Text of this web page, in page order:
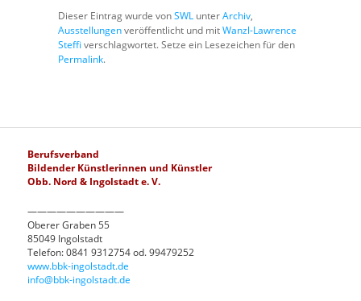
Dieser Eintrag wurde vonSWL unterArchiv,
Ausstellungenveröffentlicht und mitWanzl-Lawrence
Steffiverschlagwortet. Setze ein Lesezeichen für den
Permalink.
Berufsverband
Bildender Künstlerinnen und Künstler
Obb. Nord & Ingolstadt e. V.
——————————
Oberer Graben 55
85049 Ingolstadt
Telefon: 0841 9312754 od. 99479252
www.bbk-ingolstadt.de
info@bbk-ingolstadt.de